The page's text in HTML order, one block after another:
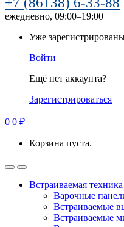
ежедневно, 09:00–19:00
Уже
Войти
Ещё нет аккаунта?
Зарегистрироваться
0 0 ₽
Корзина пуста.
Встраиваемая техника
Варочные
Встраиваемые
Встраиваемые